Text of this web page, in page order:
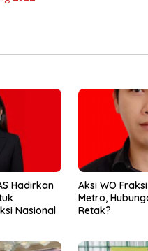
Hadirkan
Nasional
Aksi WO
Metro,
Retak?